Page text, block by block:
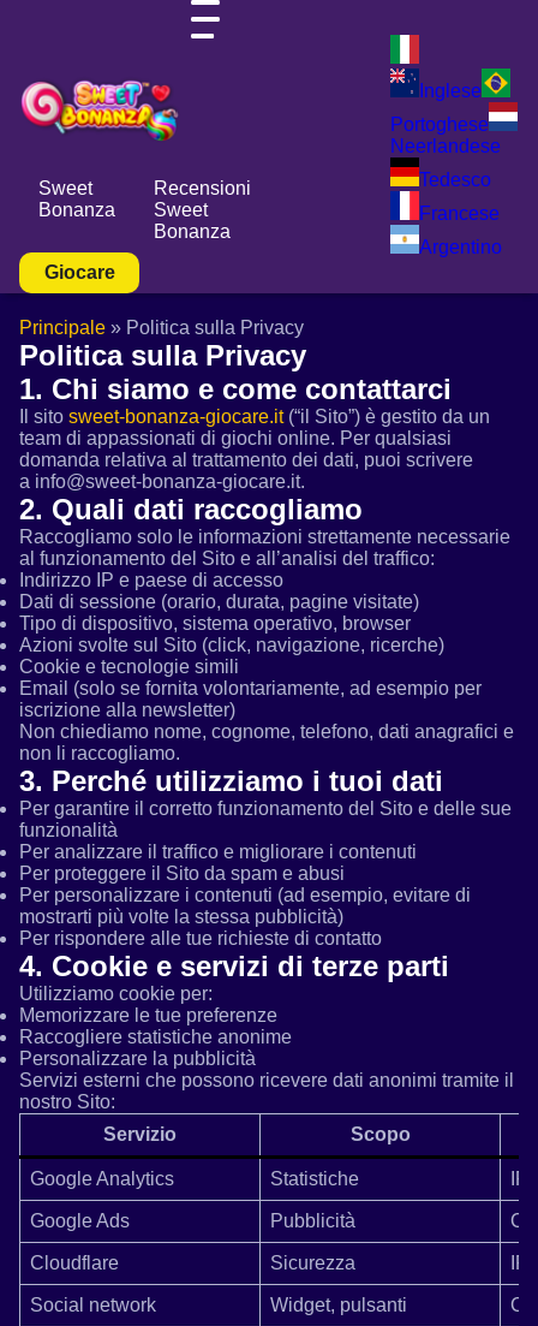
Sweet
Bonanza
Recensioni
Sweet
Bonanza
Giocare
Inglese
Portoghese
Neerlandese
Tedesco
Francese
Argentino
Principale » Politica sulla Privacy
Politica sulla Privacy
1. Chi siamo e come contattarci
Il sito sweet-bonanza-giocare.it(“il Sito”) è gestito da un
team di appassionati di giochi online. Per qualsiasi
domanda relativa al trattamento dei dati, puoi scrivere
a info@sweet-bonanza-giocare.it.
2. Quali dati raccogliamo
Raccogliamo solo le informazioni strettamente necessarie
al funzionamento del Sito e all’analisi del traffico:
Indirizzo IP e paese di accesso
Dati di sessione (orario, durata, pagine visitate)
Tipo di dispositivo, sistema operativo, browser
Azioni svolte sul Sito (click, navigazione, ricerche)
Cookie e tecnologie simili
Email (solo se fornita volontariamente, ad esempio per
iscrizione alla newsletter)
Non chiediamo nome, cognome, telefono, dati anagrafici e
non li raccogliamo.
3. Perché utilizziamo i tuoi dati
Per garantire il corretto funzionamento del Sito e delle sue
funzionalità
Per analizzare il traffico e migliorare i contenuti
Per proteggere il Sito da spam e abusi
Per personalizzare i contenuti (ad esempio, evitare di
mostrarti più volte la stessa pubblicità)
Per rispondere alle tue richieste di contatto
4. Cookie e servizi di terze parti
Utilizziamo cookie per:
Memorizzare le tue preferenze
Raccogliere statistiche anonime
Personalizzare la pubblicità
Servizi esterni che possono ricevere dati anonimi tramite il
nostro Sito:
Servizio
Scopo
Google Analytics Statistiche
Google Ads Pubblicità
Cloudflare Sicurezza
Social network Widget, pulsanti